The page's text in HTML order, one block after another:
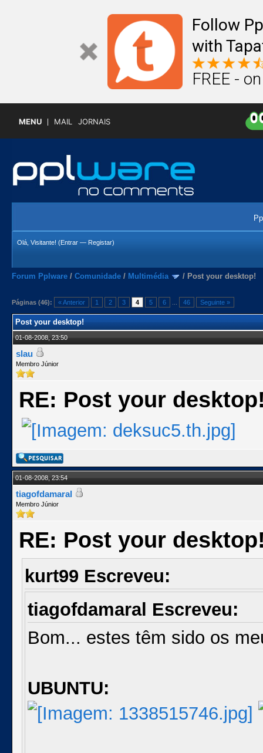
Follow
with
FREE -
MENU MAIL JORNAIS
Olá, Visitante! (Entrar — Registar)
Forum Pplware / Comunidade / Multimédia / Post your desktop!
Páginas (46): « Anterior 1 2 3 4 5 6 46 Seguinte »
Post your desktop!
01-08-2008, 23:50
slau
Membro Júnior
RE: Post your
01-08-2008, 23:54
tiagofdamaral
Membro Júnior
RE: Post your
kurt99 Escreveu:
tiagofdamaral Escreveu:
Bom... estes têm sido os
UBUNTU: